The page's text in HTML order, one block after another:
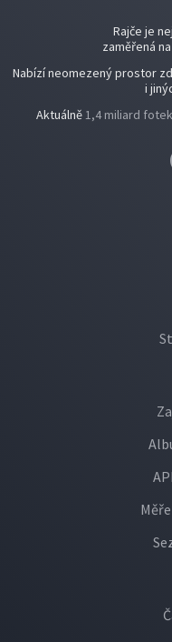
Rajče je
zaměřená
Nabízí neomezený prostor
i
Aktuálně1,4 miliard fotek